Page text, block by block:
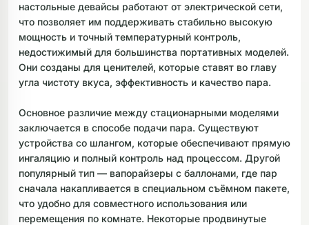
настольные девайсы работают от электрической сети,
что позволяет им поддерживать стабильно высокую
мощность и точный температурный контроль,
недостижимый для большинства портативных моделей.
Они созданы для ценителей, которые ставят во главу
угла чистоту вкуса, эффективность и качество пара.
Основное различие между стационарными моделями
заключается в способе подачи пара. Существуют
устройства со шлангом, которые обеспечивают прямую
ингаляцию и полный контроль над процессом. Другой
популярный тип — вапорайзеры с баллонами, где пар
сначала накапливается в специальном съёмном пакете,
что удобно для совместного использования или
перемещения по комнате. Некоторые продвинутые